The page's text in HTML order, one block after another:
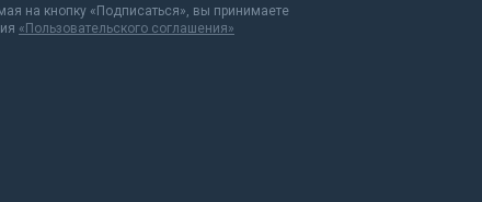
на кнопку «Подписаться», вы принимаете
«Пользовательского соглашения»